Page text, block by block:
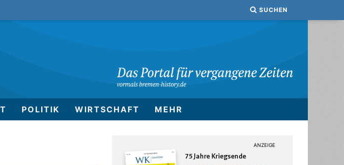
SUCHEN
POLITIK WIRTSCHAFT MEHR
75 Jahre Kriegsende